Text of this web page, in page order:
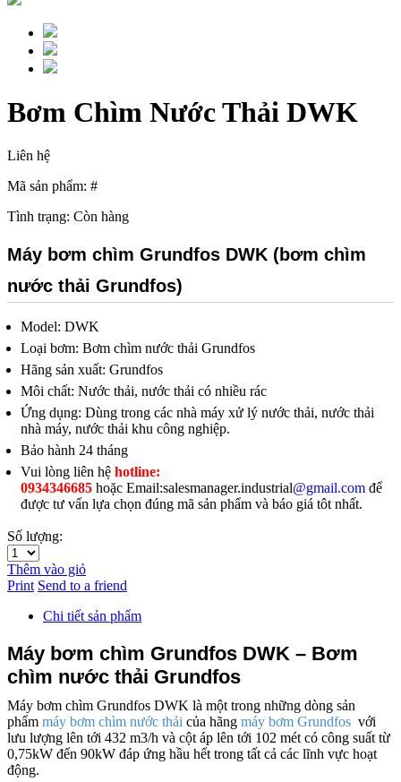
Bơm Chìm Nước Thải DWK
Liên hệ
Mã sản phẩm: #
Tình trạng: Còn hàng
Máy bơm chìm Grundfos DWK (bơm chìm
nước thải Grundfos)
Model: DWK
Loại bơm: Bơm chìm nước thải Grundfos
Hãng sản xuất: Grundfos
Môi chất: Nước thải, nước thải có nhiều rác
Ứng dụng: Dùng trong các nhà máy xử lý nước thải, nước thải
nhà máy, nước thải khu công nghiệp.
Bảo hành 24 tháng
Vui lòng liên hệ hotline:
0934346685 hoặc Email:salesmanager.industrial@gmail.com để
được tư vấn lựa chọn đúng mã sản phẩm và báo giá tôt nhất.
Số lượng:
Thêm vào giỏ
Print Send to a friend
Chi tiết sản phẩm
Máy bơm chìm Grundfos DWK – Bơm
chìm nước thải Grundfos
Máy bơm chìm Grundfos DWK là một trong những dòng sản
phẩm máy bơm chìm nước thải của hãng máy bơm Grundfos với
lưu lượng lên tới 432 m3/h và cột áp lên tới 102 mét có công suất từ
0,75kW đến 90kW đáp ứng hầu hết trong tất cả các lĩnh vực hoạt
động.